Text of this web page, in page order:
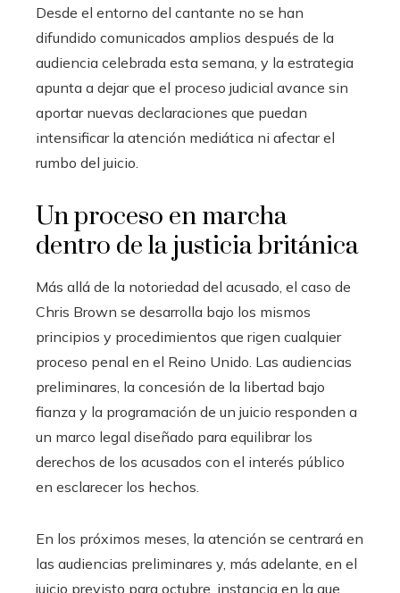
Desde el entorno del cantante no se han
difundido comunicados amplios después de la
audiencia celebrada esta semana, y la estrategia
apunta a dejar que el proceso judicial avance sin
aportar nuevas declaraciones que puedan
intensificar la atención mediática ni afectar el
rumbo del juicio.
Un proceso en marcha
dentro de la justicia británica
Más allá de la notoriedad del acusado, el caso de
Chris Brown se desarrolla bajo los mismos
principios y procedimientos que rigen cualquier
proceso penal en el Reino Unido. Las audiencias
preliminares, la concesión de la libertad bajo
fianza y la programación de un juicio responden a
un marco legal diseñado para equilibrar los
derechos de los acusados con el interés público
en esclarecer los hechos.
En los próximos meses, la atención se centrará en
las audiencias preliminares y, más adelante, en el
juicio previsto para octubre, instancia en la que